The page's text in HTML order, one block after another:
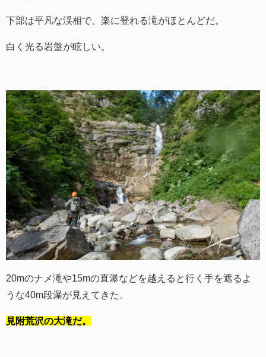
下部は平凡な渓相で、楽に登れる滝がほとんどだ。
白く光る岩盤が眩しい。
20mのナメ滝や15mの直瀑などを越えると行く手を遮るよ
うな40m段瀑が見えてきた。
見附荒沢の大滝だ。